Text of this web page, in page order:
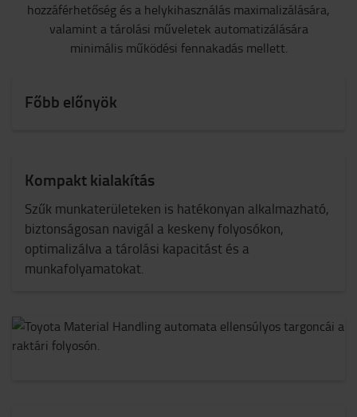
hozzáférhetőség és a helykihasználás maximalizálására,
valamint a tárolási műveletek automatizálására
minimális működési fennakadás mellett.
Főbb előnyök
Kompakt kialakítás
Szűk munkaterületeken is hatékonyan alkalmazható,
biztonságosan navigál a keskeny folyosókon,
optimalizálva a tárolási kapacitást és a
munkafolyamatokat.